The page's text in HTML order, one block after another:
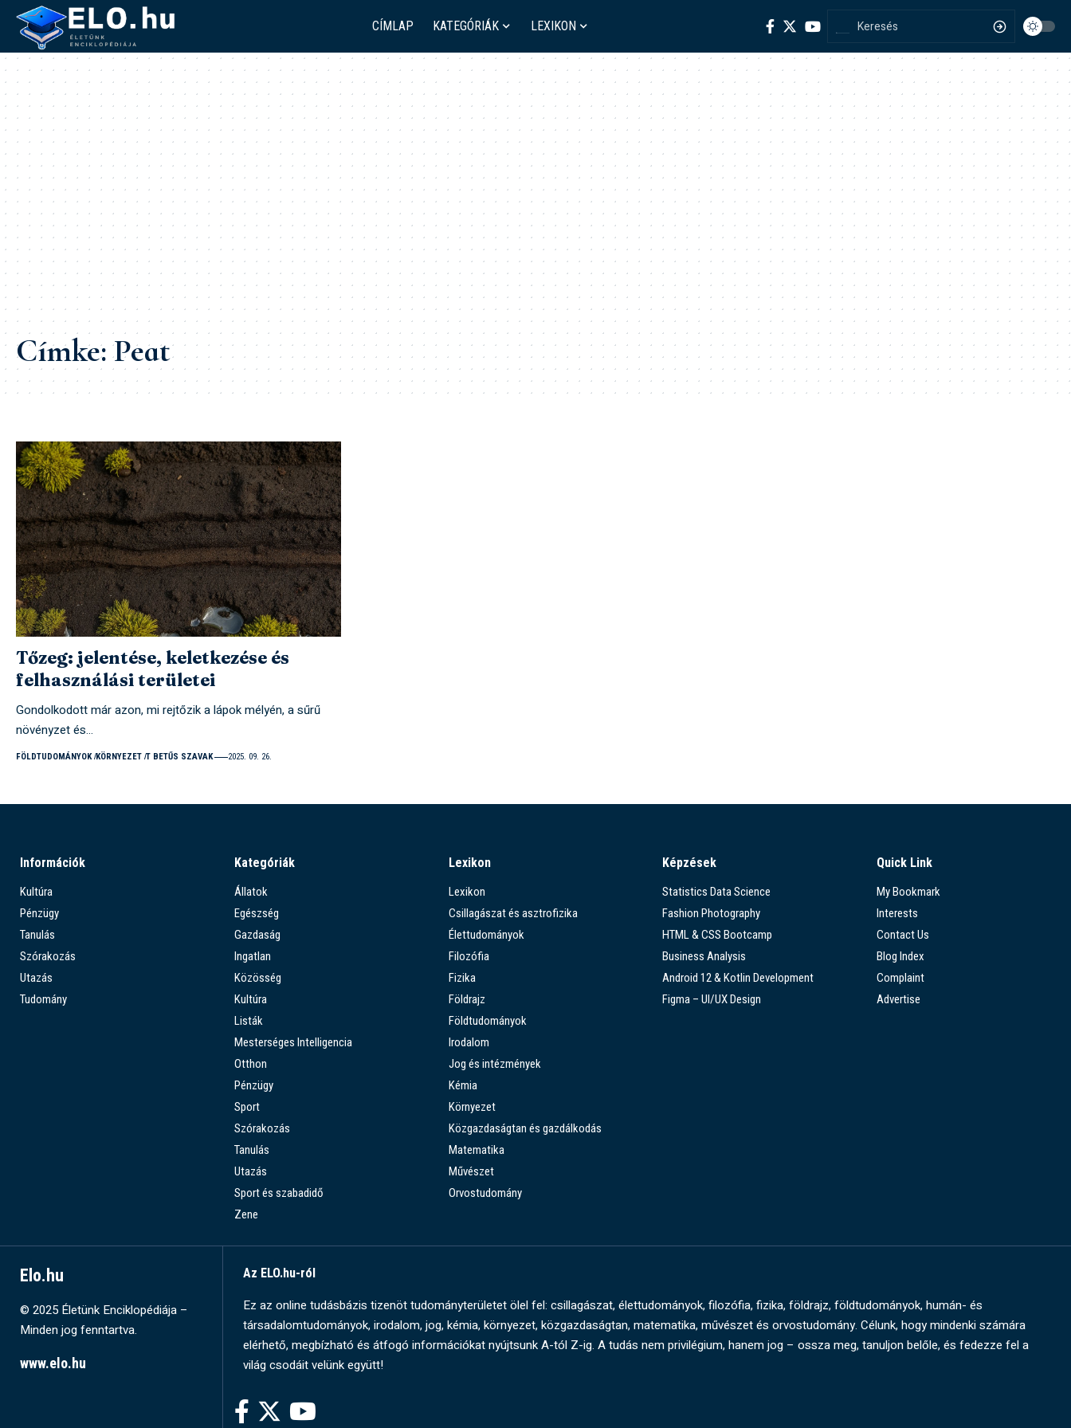
CÍMLAP KATEGÓRIÁK LEXIKON
Címke:Peat
Tőzeg: jelentése, keletkezése és
felhasználási területei
Gondolkodott már azon, mi rejtőzik a lápok mélyén, a sűrű
növényzet és…
FÖLDTUDOMÁNYOK KÖRNYEZET T BETŰS SZAVAK 2025. 09. 26.
Információk
Kultúra
Pénzügy
Tanulás
Szórakozás
Utazás
Tudomány
Kategóriák
Állatok
Egészség
Gazdaság
Ingatlan
Közösség
Kultúra
Listák
Mesterséges Intelligencia
Otthon
Pénzügy
Sport
Szórakozás
Tanulás
Utazás
Sport és szabadidő
Zene
Lexikon
Lexikon
Csillagászat és asztrofizika
Élettudományok
Filozófia
Fizika
Földrajz
Földtudományok
Irodalom
Jog és intézmények
Kémia
Környezet
Közgazdaságtan és gazdálkodás
Matematika
Művészet
Orvostudomány
Képzések
Statistics Data Science
Fashion Photography
HTML & CSS Bootcamp
Business Analysis
Android 12 & Kotlin Development
Figma – UI/UX Design
Quick Link
My Bookmark
Interests
Contact Us
Blog Index
Complaint
Advertise
Elo.hu
© 2025 Életünk Enciklopédiája –
Minden jog fenntartva.
www.elo.hu
Az ELO.hu-ról
Ez az online tudásbázis tizenöt tudományterületet ölel fel: csillagászat, élettudományok, filozófia, fizika, földrajz, földtudományok, humán- és
társadalomtudományok, irodalom, jog, kémia, környezet, közgazdaságtan, matematika, művészet és orvostudomány. Célunk, hogy mindenki számára
elérhető, megbízható és átfogó információkat nyújtsunk A-tól Z-ig. A tudás nem privilégium, hanem jog – ossza meg, tanuljon belőle, és fedezze fel a
világ csodáit velünk együtt!